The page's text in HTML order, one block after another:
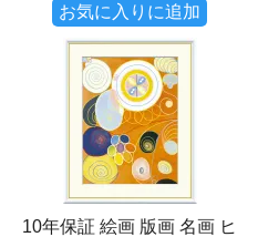
お気に入りに追加
10年保証 絵画 版画 名画 ヒ